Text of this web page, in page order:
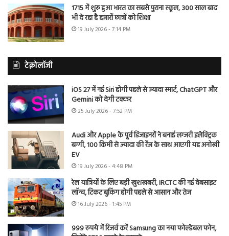
1715 में शुरू हुआ भारत का सबसे पुराना स्कूल, 300 साल बाद
भी दे रहा है हजारों छात्रों को शिक्षा
19 July 2026 - 7:14 PM
टेक्नोलॉजी
iOS 27 में नई Siri होगी पहले से ज्यादा स्मार्ट, ChatGPT और
Gemini को देगी टक्कर
25 July 2026 - 7:52 PM
Audi और Apple के पूर्व डिजाइनरों ने बनाई लग्जरी इलेक्ट्रिक
बग्गी, 100 किमी से ज्यादा की रेंज के साथ आएगी यह अनोखी
EV
19 July 2026 - 4:48 PM
रेल यात्रियों के लिए बड़ी खुशखबरी, IRCTC की नई वेबसाइट
लॉन्च, टिकट बुकिंग होगी पहले से आसान और तेज
16 July 2026 - 1:45 PM
999 रुपये में रिजर्व करें Samsung का नया फोल्डेबल फोन,